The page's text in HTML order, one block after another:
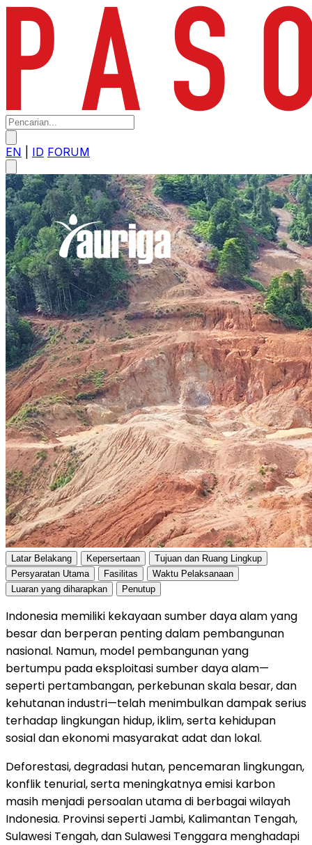
EN ID FORUM
Latar Belakang Kepersertaan
Tujuan dan Ruang Lingkup
Persyaratan Utama
Fasilitas
Waktu Pelaksanaan
Luaran yang diharapkan
Penutup
Indonesia memiliki kekayaan sumber daya alam yang
besar dan berperan penting dalam pembangunan
nasional. Namun, model pembangunan yang
bertumpu pada eksploitasi sumber daya alam—
seperti pertambangan, perkebunan skala besar, dan
kehutanan industri—telah menimbulkan dampak serius
terhadap lingkungan hidup, iklim, serta kehidupan
sosial dan ekonomi masyarakat adat dan lokal.
Deforestasi, degradasi hutan, pencemaran lingkungan,
konflik tenurial, serta meningkatnya emisi karbon
masih menjadi persoalan utama di berbagai wilayah
Indonesia. Provinsi seperti Jambi, Kalimantan Tengah,
Sulawesi Tengah, dan Sulawesi Tenggara menghadapi